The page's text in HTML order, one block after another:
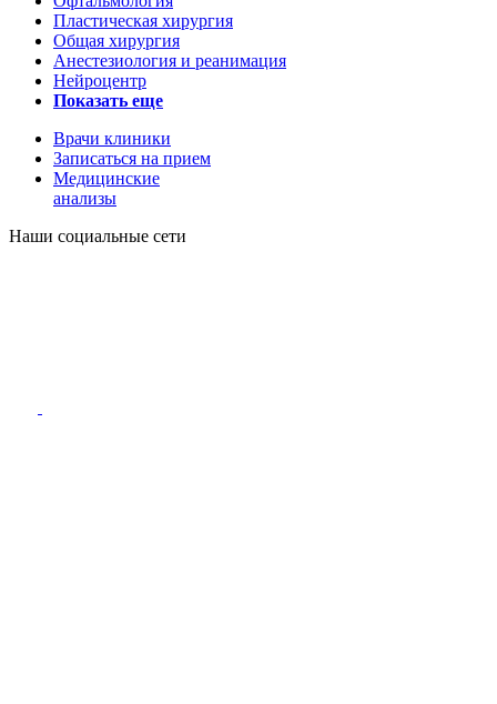
Пластическая хирургия
Общая хирургия
Анестезиология и реанимация
Нейроцентр
Показать еще
Врачи клиники
Записаться на прием
Медицинские
анализы
Наши социальные сети